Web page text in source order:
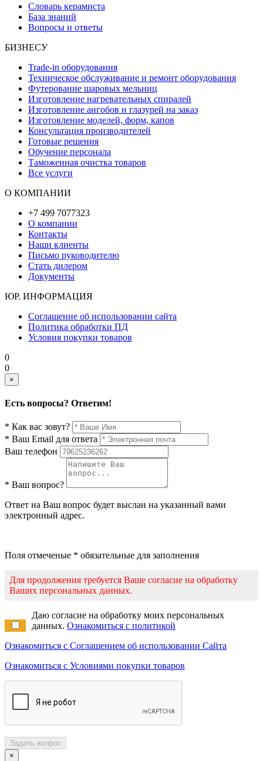
Словарь керамиста
База знаний
Вопросы и ответы
БИЗНЕСУ
Trade-in оборудования
Техническое обслуживание и ремонт оборудования
Футерование шаровых мельниц
Изготовление нагревательных спиралей
Изготовление ангобов и глазурей на заказ
Изготовление моделей, форм, капов
Консультация производителей
Готовые решения
Обучение персонала
Таможенная очистка товаров
Все услуги
О КОМПАНИИ
+7 499 7077323
О компании
Контакты
Наши клиенты
Письмо руководителю
Стать дилером
Документы
ЮР. ИНФОРМАЦИЯ
Соглашение об использовании сайта
Политика обработки ПД
Условия покупки товаров
0
0
×
Есть вопросы? Ответим!
* Как вас зовут?
* Ваш Email для ответа
Ваш телефон
* Ваш вопрос?
Ответ на Ваш вопрос будет выслан на указанный вами
электронный адрес.
Поля отмеченые * обязательные для заполнения
Для продолжения требуется Ваше согласие на обработку
Ваших персональных данных.
Даю согласие на обработку моих персональных
данных. Ознакомиться с политикой
Ознакомиться с Соглашением об использовании Сайта
Ознакомиться с Условиями покупки товаров
Задать вопрос
×